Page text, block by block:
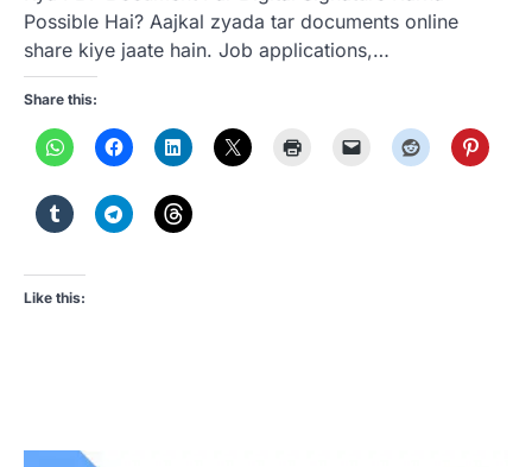
Possible Hai? Aajkal zyada tar documents online
share kiye jaate hain. Job applications,…
Share this:
Like this: